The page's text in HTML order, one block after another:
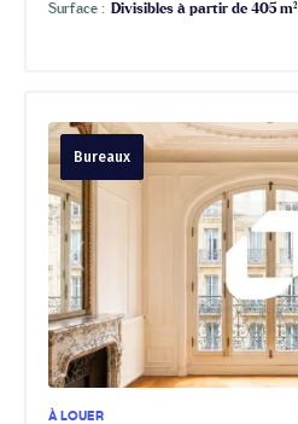
Surface : Divisibles à partir de 405 m²
Bureaux
À LOUER